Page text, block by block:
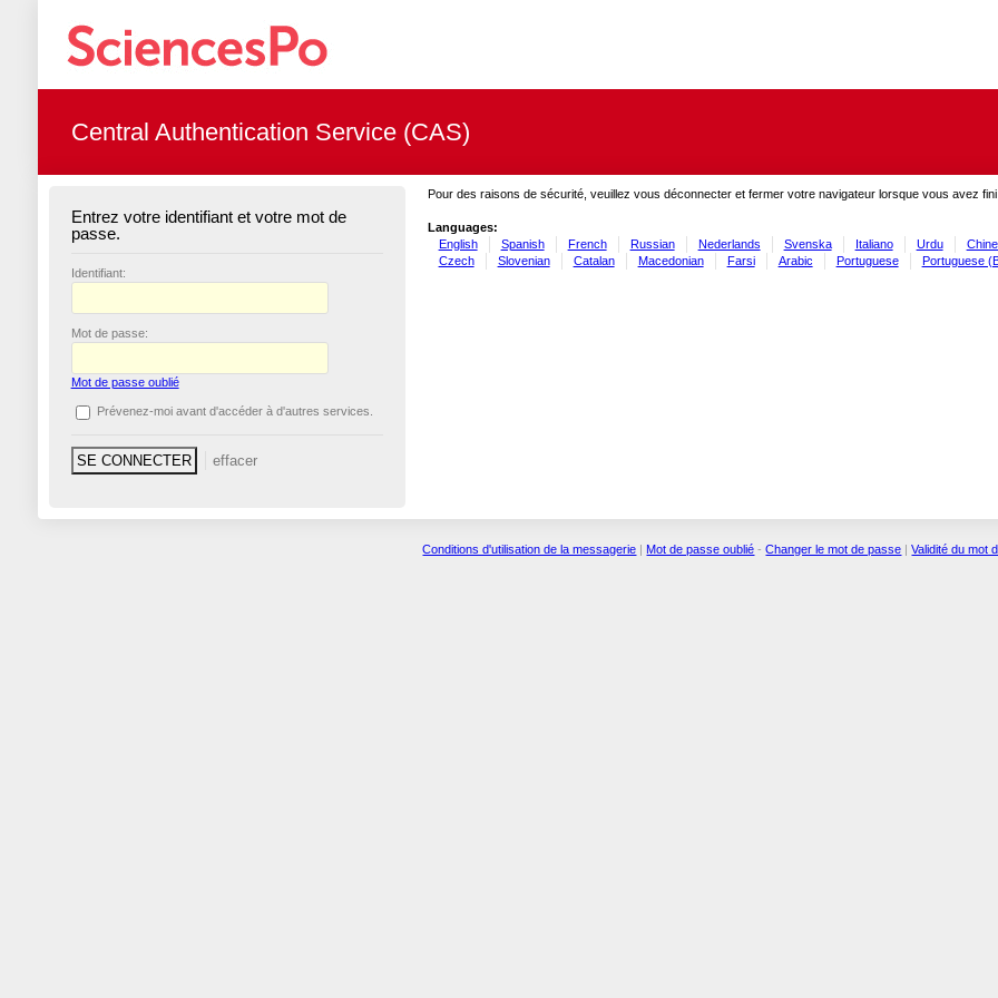
Central Authentication Service (CAS)
Entrez votre identifiant et votre mot de
passe.
Identifiant:
Mot de passe:
Mot de passe oublié
Prévenez-moi avant d'accéder à d'autres services.
Pour des raisons de sécurité, veuillez vous déconnecter et fermer votre navigateur lorsque vous avez
Languages:
English
Spanish French Russian Nederlands Svenska Italiano Urdu
Czech
Slovenian Catalan Macedonian Farsi Arabic Portuguese Portuguese
Conditions d'utilisation de la messagerie | Mot de passe oublié -Changer le mot de passe |Validité du mot